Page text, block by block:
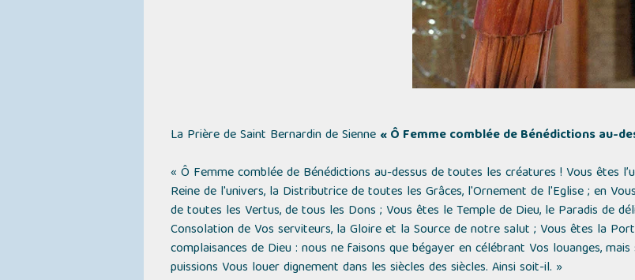
La Prière de Saint Bernardin de Sienne « Ô Femme comblée de Bénédictions au-
« Ô Femme comblée de Bénédictions au-dessus de toutes les créatures ! Vous êtes
Reine de l'univers, la Distributrice de toutes les Grâces, l'Ornement de l'Eglise ; en
de toutes les Vertus, de tous les Dons ; Vous êtes le Temple de Dieu, le Paradis de
Consolation de Vos serviteurs, la Gloire et la Source de notre salut ; Vous êtes la
complaisances de Dieu : nous ne faisons que bégayer en célébrant Vos louanges,
puissions Vous louer dignement dans les siècles des siècles. Ainsi soit-il. »